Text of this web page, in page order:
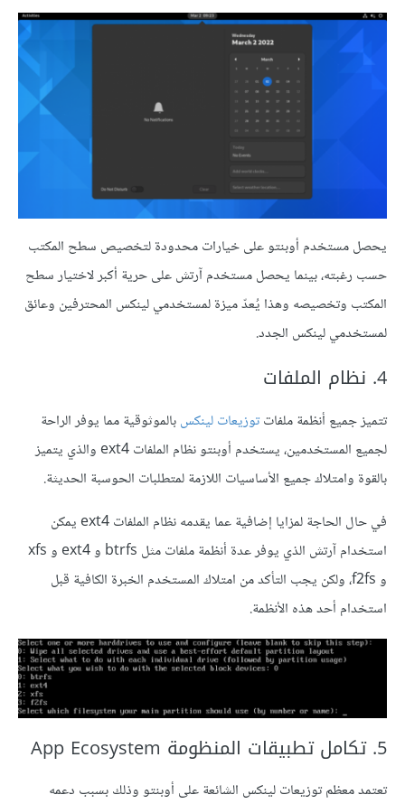
يحصل مستخدم أوبنتو على خيارات محدودة لتخصيص سطح المكتب
حسب رغبته، بينما يحصل مستخدم آرتش على حرية أكبر لاختيار سطح
المكتب وتخصيصه وهذا يُعدّ ميزة لمستخدمي لينكس المحترفين وعائق
لمستخدمي لينكس الجدد.
4. نظام الملفات
تتميز جميع أنظمة ملفاتتوزيعات لينكسبالموثوقية مما يوفر الراحة
لجميع المستخدمين، يستخدم أوبنتو نظام الملفات ext4 والذي يتميز
بالقوة وامتلاك جميع الأساسيات اللازمة لمتطلبات الحوسبة الحديثة.
في حال الحاجة لمزايا إضافية عما يقدمه نظام الملفات ext4 يمكن
استخدام آرتش الذي يوفر عدة أنظمة ملفات مثل btrfs و ext4 و xfs
و f2fs، ولكن يجب التأكد من امتلاك المستخدم الخبرة الكافية قبل
استخدام أحد هذه الأنظمة.
5. تكامل تطبيقات المنظومة App Ecosystem
تعتمد معظم توزيعات لينكس الشائعة على أوبنتو وذلك بسبب دعمه